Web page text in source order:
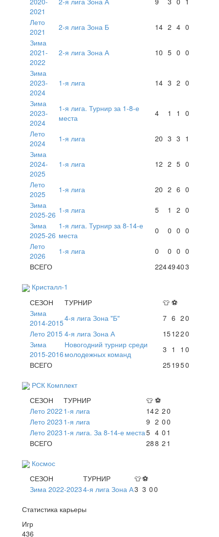
2021
Лето
2021
2-я лига Зона Б 14 2 4 0
Зима
2021-
2022
2-я лига Зона А 10 5 0 0
Зима
2023-
2024
1-я лига 14 3 2 0
Зима
2023-
2024
1-я лига. Турнир за 1-8-е
места
4 1 1 0
Лето
2024
1-я лига 20 3 3 1
Зима
2024-
2025
1-я лига 12 2 5 0
Лето
2025
1-я лига 20 2 6 0
Зима
2025-26 1-я лига 5 1 2 0
Зима
2025-26
1-я лига. Турнир за 8-14-е
места
0 0 0 0
Лето
2026
1-я лига 0 0 0 0
ВСЕГО
22449403
Кристалл-1
СЕЗОН
ТУРНИР 👕 ⚽
Зима
2014-20154-я лига Зона "Б" 7 6 20
Лето 2015 4-я лига Зона А 151220
Зима
2015-2016
Новогодний турнир среди
молодежных команд
3 1 1 0
ВСЕГО
251950
РСК Комплект
СЕЗОН
ТУРНИР 👕 ⚽
Лето 2022 1-я лига 142 20
Лето 2023 1-я лига 9 2 00
Лето 2023 1-я лига. За 8-14-е места5 4 0 1
ВСЕГО
288 2 1
Космос
СЕЗОН
ТУРНИР 👕⚽
Зима 2022-20234-я лига Зона А3 3 00
Статистика карьеры
Игр
436